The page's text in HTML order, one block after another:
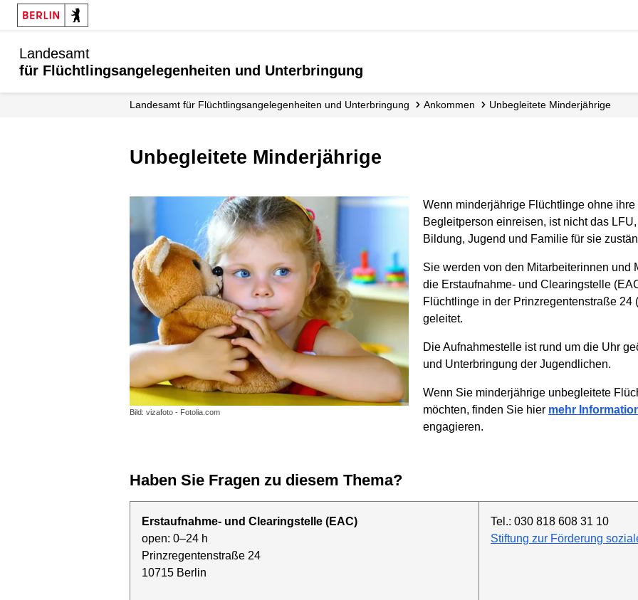
Landesamt
für Flüchtlingsangelegenheiten und Unterbringung
Landesamt für Flüchtlingsangelegenheiten und Unterbringung Ankommen Unbegleitete Minderjährige
Unbegleitete Minderjährige
Bild: vizafoto - Fotolia.com
Wenn minderjährige Flüchtlinge ohne
Begleitperson einreisen, ist nicht das
Bildung, Jugend und Familie für sie
Sie werden von den Mitarbeiterinnen und
die Erstaufnahme- und Clearingstelle
Flüchtlinge in der Prinzregentenstraße
geleitet.
Die Aufnahmestelle ist rund um die Uhr
und Unterbringung der Jugendlichen.
Wenn Sie minderjährige unbegleitete
möchten, finden Sie hier mehr
engagieren.
Haben Sie Fragen zu diesem Thema?
Erstaufnahme- und Clearingstelle (EAC)
open: 0–24 h
Prinzregentenstraße 24
10715 Berlin
Tel.: 030 818 608 31 10
Stiftung zur Förderung